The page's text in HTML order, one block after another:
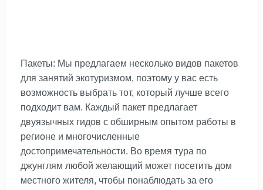
Пакеты: Мы предлагаем несколько видов пакетов
для занятий экотуризмом, поэтому у вас есть
возможность выбрать тот, который лучше всего
подходит вам. Каждый пакет предлагает
двуязычных гидов с обширным опытом работы в
регионе и многочисленные
достопримечательности. Во время тура по
джунглям любой желающий может посетить дом
местного жителя, чтобы понаблюдать за его